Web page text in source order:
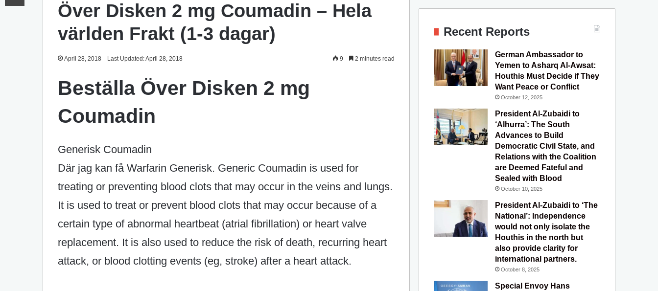
Över Disken 2 mg Coumadin – Hela
världen Frakt (1-3 dagar)
April 28, 2018 Last Updated: April 28, 2018 9 2 minutes read
Beställa Över Disken 2 mg
Coumadin
Generisk Coumadin
Där jag kan få Warfarin Generisk. Generic Coumadin is used for
treating or preventing blood clots that may occur in the veins and lungs.
It is used to treat or prevent blood clots that may occur because of a
certain type of abnormal heartbeat (atrial fibrillation) or heart valve
replacement. It is also used to reduce the risk of death, recurring heart
attack, or blood clotting events (eg, stroke) after a heart attack.
c
e
o
o
u
T
b
e
s
g
r
m
l
r
a
S
Recent Reports
German Ambassador to
Yemen to Asharq Al-Awsat:
Houthis Must Decide if They
Want Peace or Conflict
October 12, 2025
President Al-Zubaidi to
‘Alhurra’: The South
Advances to Build
Democratic Civil State, and
Relations with the Coalition
are Deemed Fateful and
Sealed with Blood
October 10, 2025
President Al-Zubaidi to ‘The
National’: Independence
would not only isolate the
Houthis in the north but
also provide clarity for
international partners.
October 8, 2025
Special Envoy Hans